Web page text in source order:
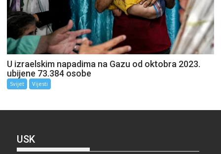
U izraelskim napadima na Gazu od oktobra 2023.
ubijene 73.384 osobe
Svijet Vijesti
USK